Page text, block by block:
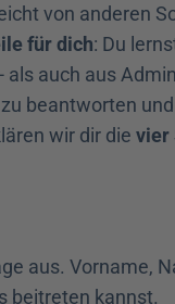
von anderen
für dich: Du
auch aus
beantworten
wir dir die vier
aus. Vorname,
beitreten kannst.